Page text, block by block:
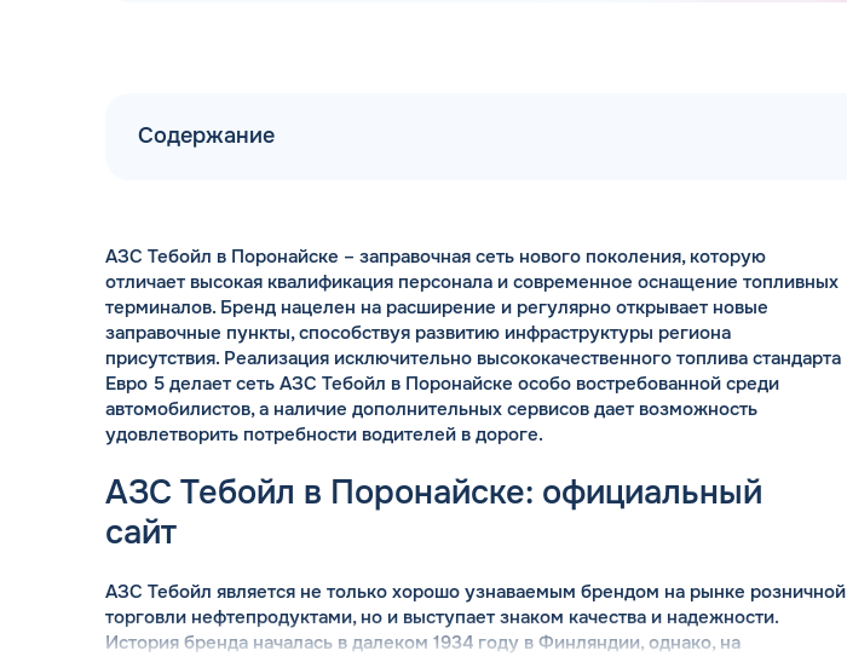
Содержание
АЗС Тебойл в Поронайске – заправочная сеть нового поколения, которую
отличает высокая квалификация персонала и современное оснащение топливных
терминалов. Бренд нацелен на расширение и регулярно открывает новые
заправочные пункты, способствуя развитию инфраструктуры региона
присутствия. Реализация исключительно высококачественного топлива стандарта
Евро 5 делает сеть АЗС Тебойл в Поронайске особо востребованной среди
автомобилистов, а наличие дополнительных сервисов дает возможность
удовлетворить потребности водителей в дороге.
АЗС Тебойл в Поронайске: официальный
сайт
АЗС Тебойл является не только хорошо узнаваемым брендом на рынке розничной
торговли нефтепродуктами, но и выступает знаком качества и надежности.
История бренда началась в далеком 1934 году в Финляндии, однако, на
ДОГОВОР ЗА 5 МИНУТ
мгновенное заключение Договора и выпуск карт в
день обращения